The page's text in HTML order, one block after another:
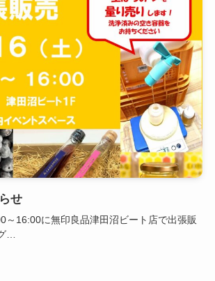
せ
～16:00に無印良品津田沼ビート店で出張販
…